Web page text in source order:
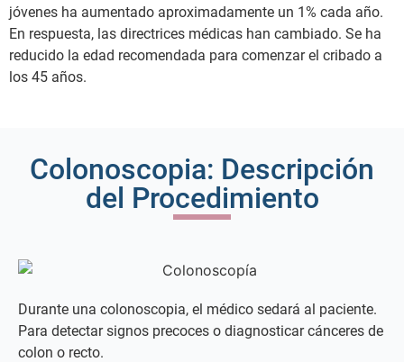
jóvenes ha aumentado aproximadamente un 1% cada año.
En respuesta, las directrices médicas han cambiado. Se ha
reducido la edad recomendada para comenzar el cribado a
los 45 años.
Colonoscopia: Descripción
del Procedimiento
Durante una colonoscopia, el médico sedará al paciente.
Para detectar signos precoces o diagnosticar cánceres de
colon o recto.